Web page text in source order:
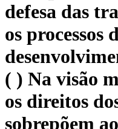
defesa das
os processos
( ) Na visão
os direitos
sobrepõem